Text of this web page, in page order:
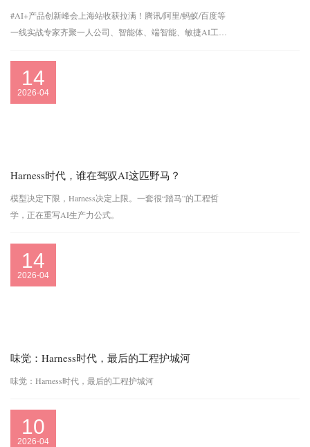
#AI+产品创新峰会上海站收获拉满！腾讯/阿里/蚂蚁/百度等
一线实战专家齐聚一人公司、智能体、端智能、敏捷AI工
14
2026-04
Harness时代，谁在驾驭AI这匹野马？
模型决定下限，Harness决定上限。一套很“踏马”的工程哲
学，正在重写AI生产力公式。
14
2026-04
味觉：Harness时代，最后的工程护城河
味觉：Harness时代，最后的工程护城河
10
2026-04